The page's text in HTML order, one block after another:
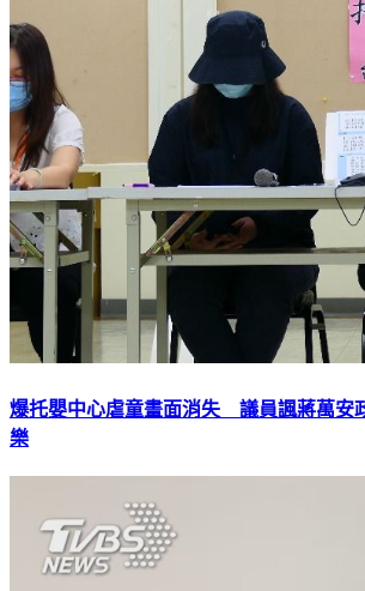
爆托嬰中心虐童畫面消失 議員諷蔣萬安
樂